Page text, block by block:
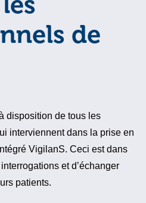
de
disposition de tous les
interviennent dans la prise en
VigilanS. Ceci est dans
et d’échanger
patients.